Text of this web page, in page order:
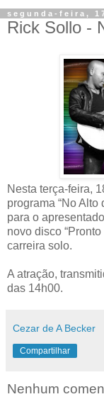
segunda-feira,
Nesta terça-feira,
programa “No Alto
para o
novo disco
carreira solo.
A atração,
das 14h00.
Cezar de A Becker
Compartilhar
Nenhum